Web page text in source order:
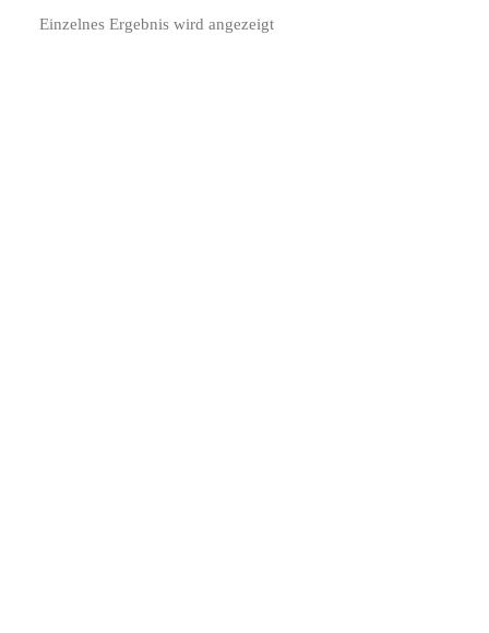
Einzelnes Ergebnis wird angezeigt